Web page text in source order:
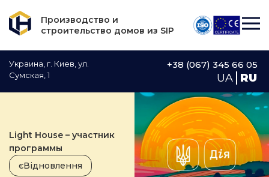
Производство и
строительство домов из SIP
Украина, г. Киев, ул.
Сумская, 1
+38 (067) 345 66 05
UA RU
Light House – участник
программы
єВідновлення